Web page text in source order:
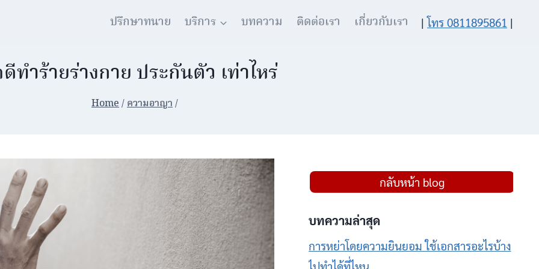
ปรึกษาทนาย บริการ บทความ ติดต่อเรา เกี่ยวกับเรา |โทร 0811895861 |
ทำร้ายร่างกาย ประกันตัว เท่าไหร่
Home/ความอาญา/
กลับหน้า blog
บทความล่าสุด
การหย่าโดยความยินยอม ใช้เอกสารอะไรบ้าง
ไปทำได้ที่ไหน